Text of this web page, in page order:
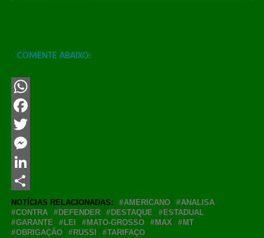
COMENTE ABAIXO:
WhatsApp
Facebook
Twitter
Messenger
LinkedIn
Share
NOTÍCIAS RELACIONADAS: AMERICANO
ANALISA
CONTRA
DEFENDER DESTAQUE
ESTADUAL
GARANTE
LEI MATO-GROSSO MAX
MT
OBRIGAÇÃO
RUSSI TARIFAÇO